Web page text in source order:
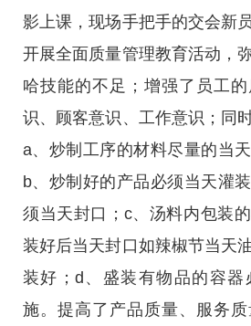
影上课，现场手把手的交会新
开展全面质量管理教育活动，
哈技能的不足；增强了员工
识、顾客意识、工作意识；同
a、炒制工序的材料尽量的当
b、炒制好的产品必须当天灌
须当天封口；c、汤料内包装
装好后当天封口如辣椒节当天
装好；d、盛装有物品的容器
施。提高了产品质量、服务